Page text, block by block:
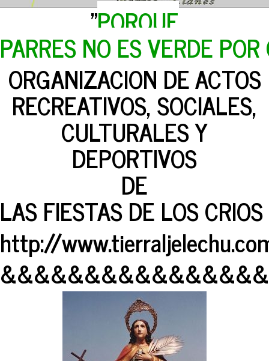
"PORQUE
PARRES NO ES VERDE
ORGANIZACION DE ACTOS
RECREATIVOS, SOCIALES,
CULTURALES Y
DEPORTIVOS
DE
LAS FIESTAS DE LOS
http://